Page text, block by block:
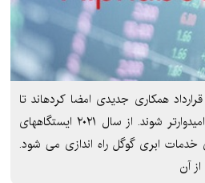
به گزارش دنیای اسرار: اسپیس ایکس و گوگل اخیراً قرارداد همکاری جدیدی امضا کرده‎اند تا
کاربران برای دستیابی به سرویس اینترنت پهن ‎باند امیدوارتر شوند. از سال ۲۰۲۱ ایستگاه‎های
زمینی شبکه اینترنت ماهواره ‌ای استارلینک با همکاری خدمات ابری گوگل راه‎ اندازی می ‎شود.
آن